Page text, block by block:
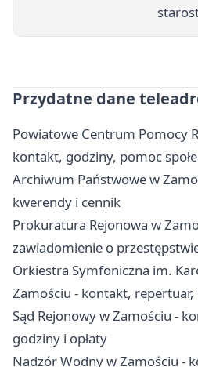
Przydatne dane
Powiatowe Centrum Pomocy
kontakt, godziny, pomoc
Archiwum Państwowe w
kwerendy i cennik
Prokuratura Rejonowa w
zawiadomienie o
Orkiestra Symfoniczna im.
Zamościu - kontakt,
Sąd Rejonowy w Zamościu -
godziny i opłaty
Nadzór Wodny w Zamościu -